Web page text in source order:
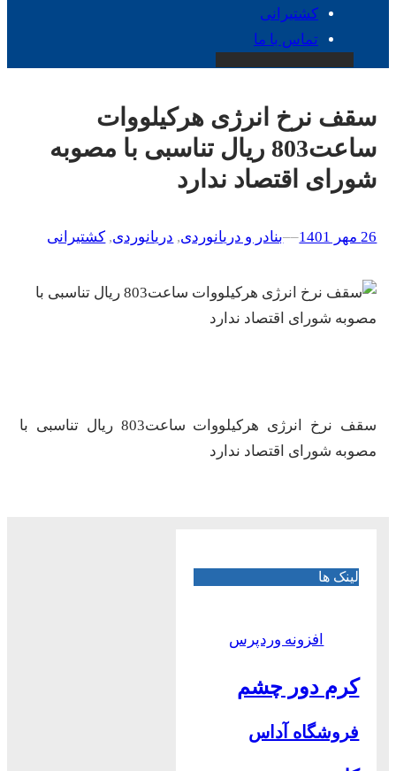
کشتیرانی
تماس با ما
سقف نرخ انرژی هرکیلووات
ساعت803 ریال تناسبی با مصوبه
شورای اقتصاد ندارد
26 مهر 1401 –
–بنادر و دریانوردی, دریانوردی, کشتیرانی
سقف نرخ انرژی هرکیلووات ساعت803 ریال تناسبی با
مصوبه شورای اقتصاد ندارد
لینک ها
افزونه وردپرس
کرم دور چشم
فروشگاه آداس